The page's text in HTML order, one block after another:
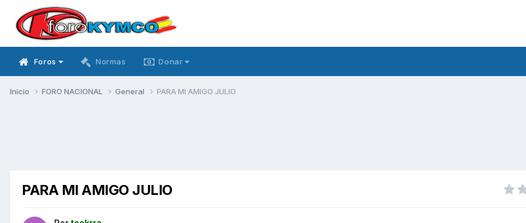
Foros Normas Donar
Inicio FORO NACIONAL General PARA MI AMIGO JULIO
PARA MI AMIGO JULIO